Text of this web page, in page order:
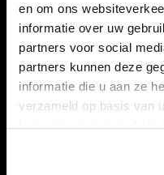
en om ons
informatie over uw
partners voor social
partners kunnen deze
informatie die u aan ze
verzameld op basis van
kan je toestemming
Navigeer naar
CLUB
TEAMS
STADION
SUPPORTERS